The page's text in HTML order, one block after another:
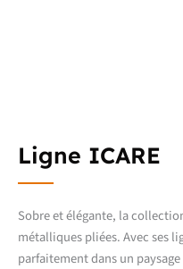
Ligne ICARE
Sobre et élégante, la
métalliques pliées. Avec ses
parfaitement dans un